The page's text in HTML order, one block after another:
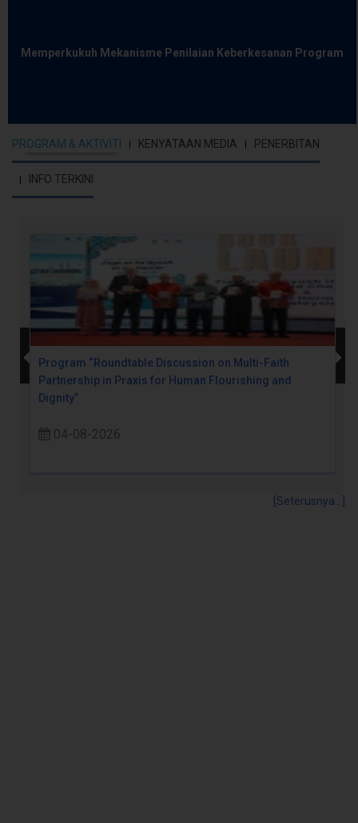
Memperkukuh Mekanisme Penilaian Keberkesanan Program
PROGRAM & AKTIVITI KENYATAAN MEDIA PENERBITAN
INFO TERKINI
Program “Roundtable Discussion on Multi-Faith
Partnership in Praxis for Human Flourishing and
Dignity”
04-08-2026
[Seterusnya...]